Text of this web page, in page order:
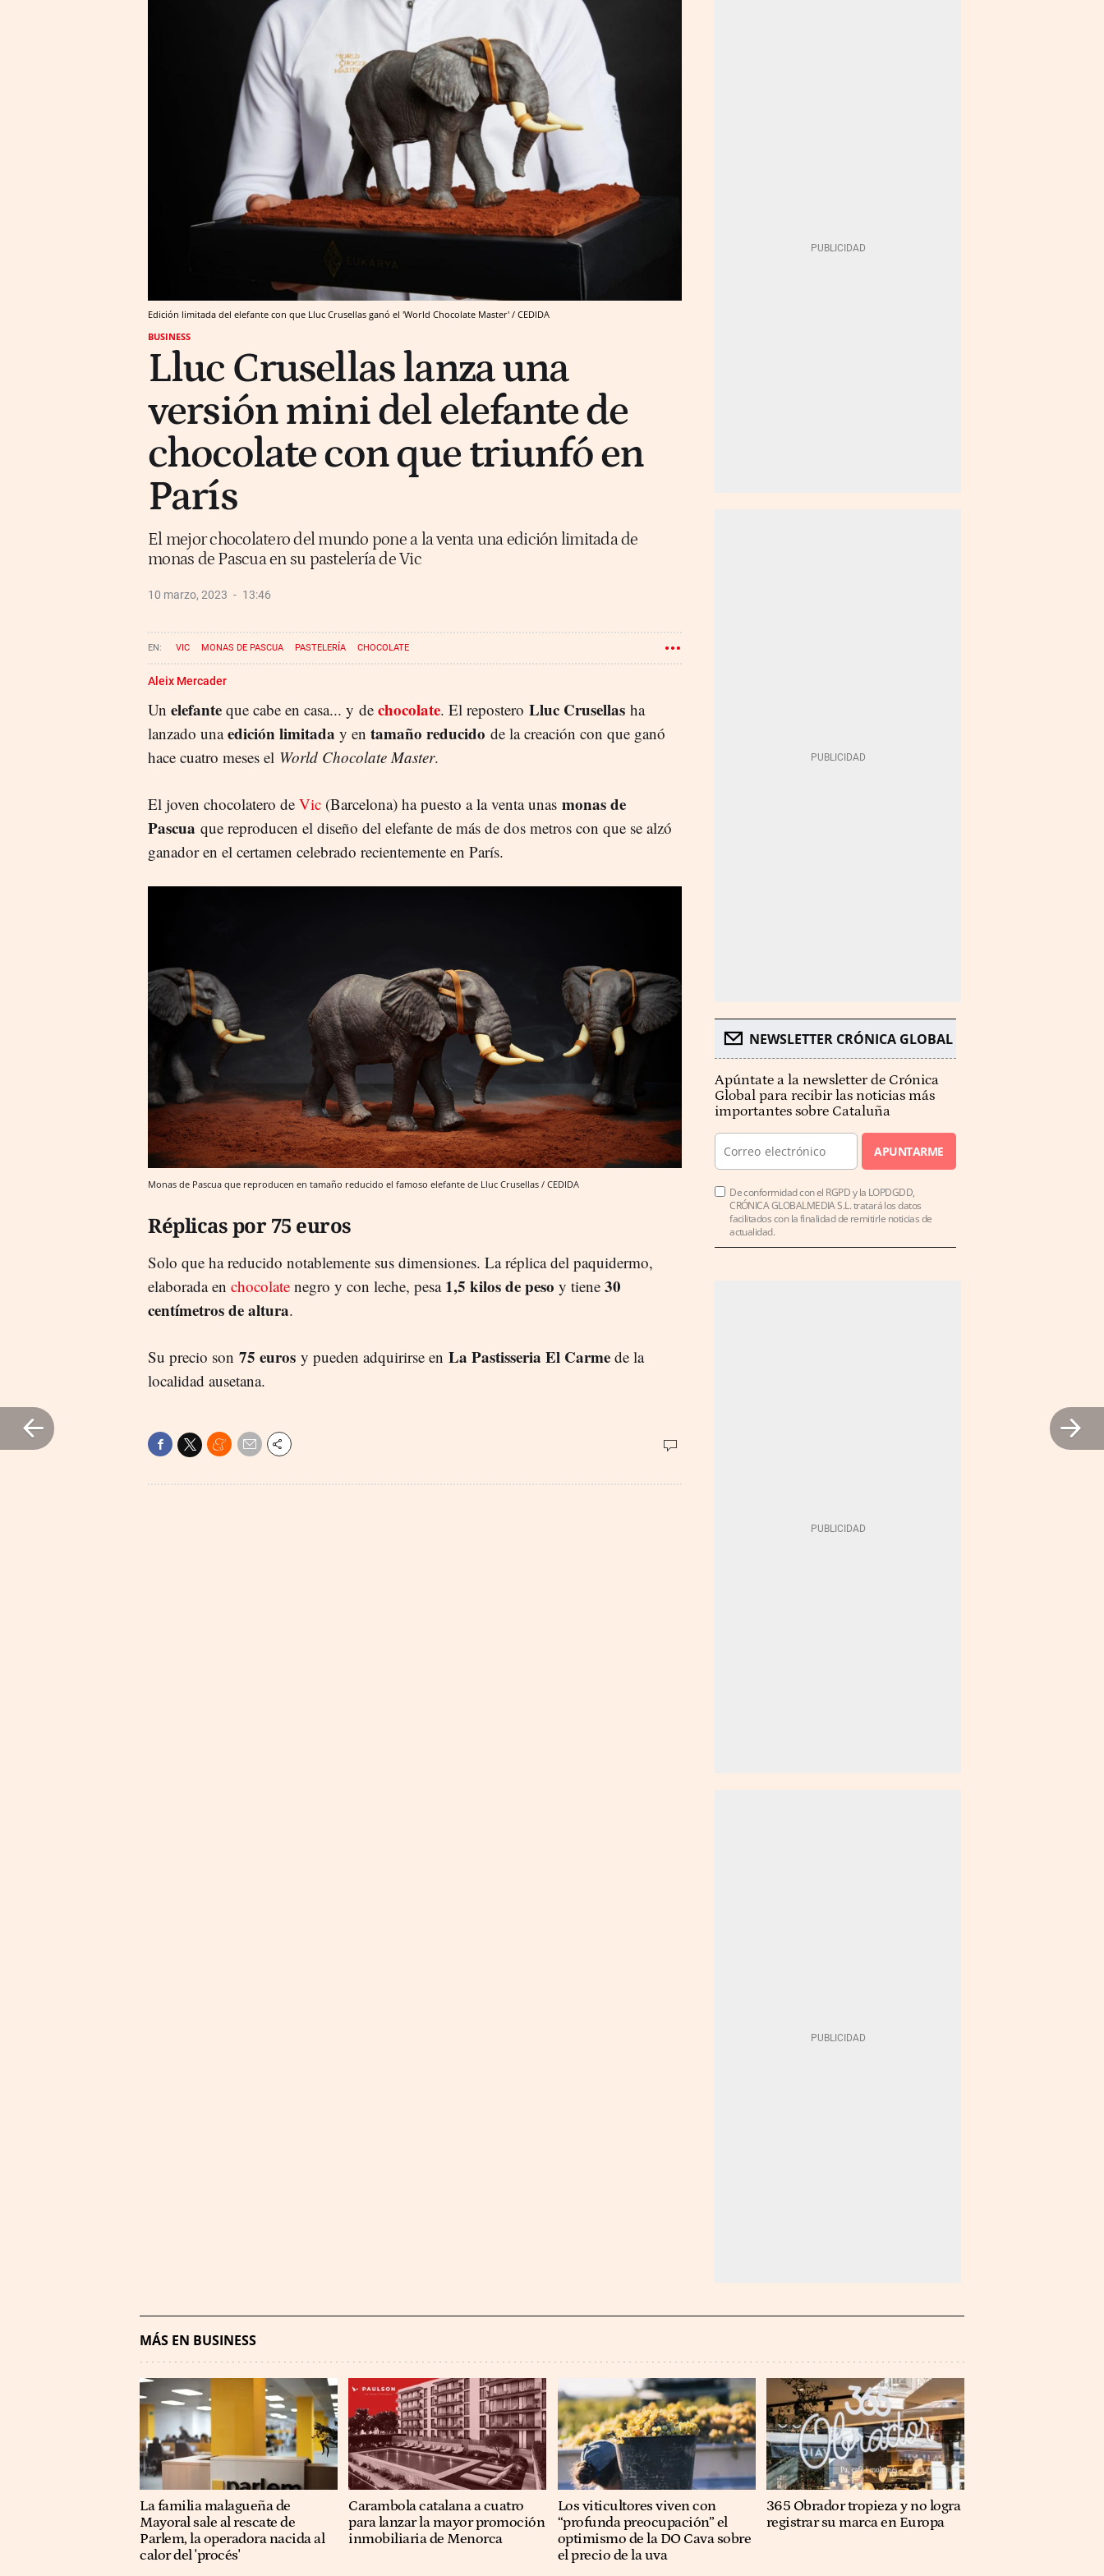
Edición limitada del elefante con que Lluc Crusellas ganó el 'World Chocolate Master' / CEDIDA
BUSINESS
Lluc Crusellas lanza una
versión mini del elefante de
chocolate con que triunfó en
París
El mejor chocolatero del mundo pone a la venta una edición limitada de
monas de Pascua en su pastelería de Vic
10 marzo, 2023 13:46
VIC MONAS DE PASCUA PASTELERÍA CHOCOLATE
Aleix Mercader
Un elefante que cabe en casa... y de chocolate. El repostero Lluc Crusellas ha
lanzado unaedición limitada y en tamaño reducido de la creación con que ganó
hace cuatro meses el World Chocolate Master.
El joven chocolatero de Vic (Barcelona) ha puesto a la venta unas monas de
Pascua que reproducen el diseño del elefante de más de dos metros con que se alzó
ganador en el certamen celebrado recientemente en París.
Monas de Pascua que reproducen en tamaño reducido el famoso elefante de Lluc Crusellas / CEDIDA
Réplicas por 75 euros
Solo que ha reducido notablemente sus dimensiones. La réplica del paquidermo,
elaborada en chocolate negro y con leche, pesa 1,5 kilos de peso y tiene 30
centímetros de altura.
Su precio son 75 euros y pueden adquirirse en La Pastisseria El Carme de la
localidad ausetana.
NEWSLETTER CRÓNICA GLOBAL
Apúntate a la newsletter de Crónica
Global para recibir las noticias más
importantes sobre Cataluña
APUNTARME
De conformidad con el RGPD y la LOPDGDD,
CRÓNICA GLOBALMEDIA S.L. tratará los datos
facilitados con la finalidad de remitirle noticias de
actualidad.
MÁS EN BUSINESS
La familia malagueña de
Mayoral sale al rescate de
Parlem, la operadora nacida al
calor del 'procés'
Carambola catalana a cuatro
para lanzar la mayor promoción
inmobiliaria de Menorca
Los viticultores viven con
“profunda preocupación” el
optimismo de la DO Cava sobre
el precio de la uva
365 Obrador tropieza y no logra
registrar su marca en Europa